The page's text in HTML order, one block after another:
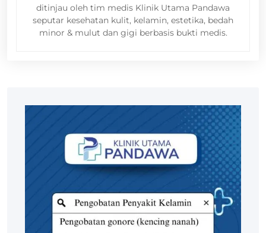
ditinjau oleh tim medis Klinik Utama Pandawa
seputar kesehatan kulit, kelamin, estetika, bedah
minor & mulut dan gigi berbasis bukti medis.